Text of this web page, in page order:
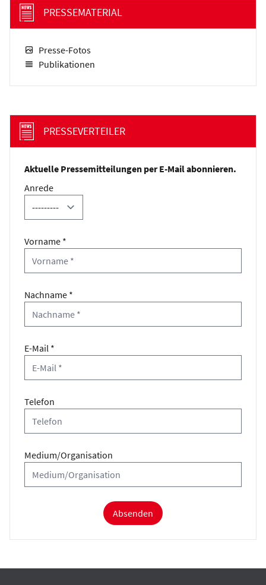
PRESSEMATERIAL
Presse-Fotos
Publikationen
PRESSEVERTEILER
Aktuelle Pressemitteilungen per E-Mail abonnieren.
Anrede
Vorname *
Nachname *
E-Mail *
Telefon
Medium/Organisation
Absenden